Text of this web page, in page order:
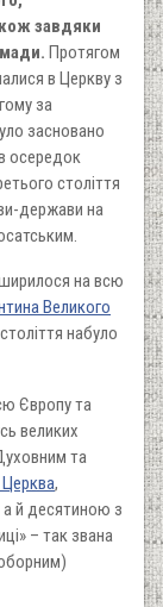
завдяки
Протягом
в Церкву з
за
засновано
осередок
століття
держави на
на всю
Великого
набуло
Європу та
великих
та
Церква,
а й десятиною з
– так звана